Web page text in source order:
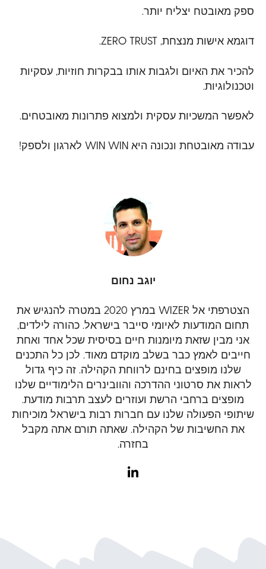
ספק מאובטח יצליח יותר.
דוגמא אישות מנצחת, ZERO TRUST
.
להכיר את האיום ולגבות אותו בבקרות חוזיות, עסקיות
וטכנולוגיות.
לאפשר המשכיות עסקית ולמצוא פתרונות מאובטחים.
עבודה מאובטחת ונכונה היא WIN WIN לארגון ולספק!
יוגב נחום
הצטרפתי אל WIZER במרץ 2020 במטרה להנגיש את
תחום המודעות לאיומי סייבר בישראל. כהורה לילדים,
אני מבין שזאת מיומנות חיים בסיסית שכל אחד ואחת
חייבים לאמץ כבר בשלב מוקדם מאוד. לכן כל התכנים
שלנו מופצים בחינם לרווחת הקהילה. זה כיף גדול
לראות את סרטוני ההדרכה והוובינרים הלימודיים שלנו
מופצים ברחבי הרשת ועוזרים לעצב תרבות מודעת.
שיתופי הפעולה שלנו עם חברות רבות בישראל מוכיחות
את החשיבות של הקהילה. שאתה תורם אתה מקבל
בחזרה.